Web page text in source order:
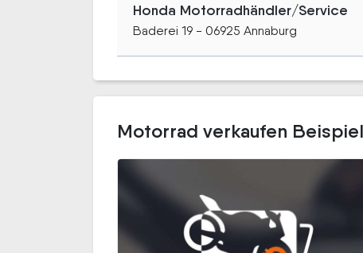
Honda Motorradhändler/Service
Baderei 19 - 06925 Annaburg
Motorrad verkaufen